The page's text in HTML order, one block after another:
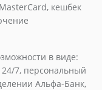
кешбек
в виде:
24/7, персональный
Альфа-Банк,